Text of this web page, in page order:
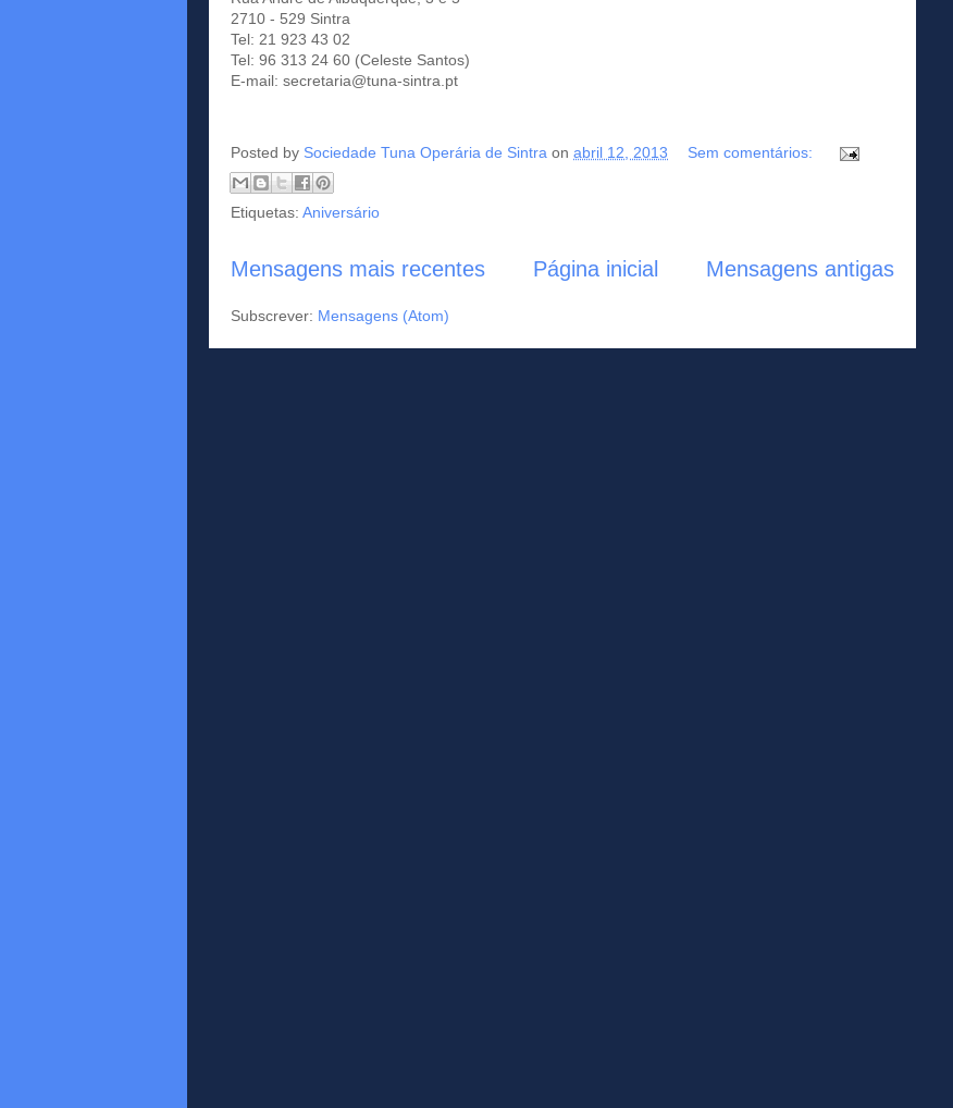
2710 - 529 Sintra
Tel: 21 923 43 02
Tel: 96 313 24 60 (Celeste Santos)
E-mail: secretaria@tuna-sintra.pt
Posted by Sociedade Tuna Operária de Sintra on abril 12, 2013 Sem comentários:
Etiquetas: Aniversário
Mensagens mais recentes Mensagens antigas
Página inicial
Subscrever: Mensagens (Atom)